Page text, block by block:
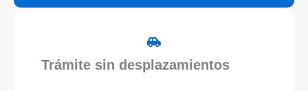
Trámite sin desplazamientos